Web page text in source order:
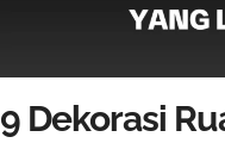
9 Dekorasi